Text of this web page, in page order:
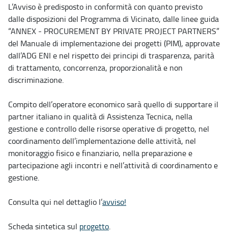
L’Avviso è predisposto in conformità con quanto previsto
dalle disposizioni del Programma di Vicinato, dalle linee guida
“ANNEX - PROCUREMENT BY PRIVATE PROJECT PARTNERS”
del Manuale di implementazione dei progetti (PIM), approvate
dall’ADG ENI e nel rispetto dei principi di trasparenza, parità
di trattamento, concorrenza, proporzionalità e non
discriminazione.
Compito dell’operatore economico sarà quello di supportare il
partner italiano in qualità di Assistenza Tecnica, nella
gestione e controllo delle risorse operative di progetto, nel
coordinamento dell’implementazione delle attività, nel
monitoraggio fisico e finanziario, nella preparazione e
partecipazione agli incontri e nell’attività di coordinamento e
gestione.
Consulta qui nel dettaglio l’avviso!
Scheda sintetica sul progetto.